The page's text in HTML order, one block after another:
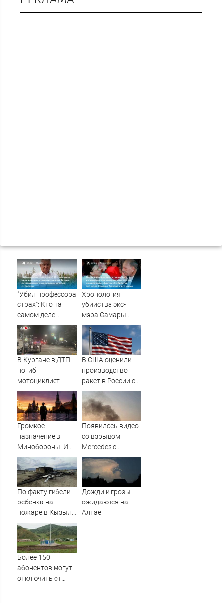
"Убил профессора
страх": Кто на
самом деле
виноват в смерти
ученого Зезина,
остановившего
мальчишек на
поле с горохом
Хронология
убийства экс-
мэра Самары
Виктора Тархова
и его жены: шесть
шокирующих
фактов, новые
В Кургане в ДТП
погиб
мотоциклист
В США оценили
производство
ракет в России с
производством
"Пэтриотов"
Громкое
назначение в
Минобороны. И
плохая новость
для ВСУ: Этот
генерал уже
дошёл до Киева. И
освобождал
Появилось видео
со взрывом
Mercedes с
гендиректором
«Уралдронзавода»
на Урале
По факту гибели
ребенка на
пожаре в Кызыл-
Таше возбуждено
уголовное дело
Дожди и грозы
ожидаются на
Алтае
Более 150
абонентов могут
отключить от